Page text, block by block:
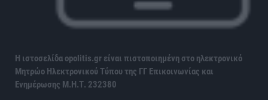
Η ιστοσελίδα opolitis.gr είναι πιστοποιημένη στο ηλεκτρονικό
Μητρώο Ηλεκτρονικού Τύπου της ΓΓ Επικοινωνίας και
Ενημέρωσης Μ.Η.Τ. 232380